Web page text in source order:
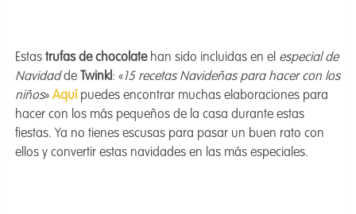
Estas trufas de chocolatehan sido incluidas en el especial de
Navidadde Twinkl: «15 recetas Navideñas para hacer con los
niños» Aquípuedes encontrar muchas elaboraciones para
hacer con los más pequeños de la casa durante estas
fiestas. Ya no tienes escusas para pasar un buen rato con
ellos y convertir estas navidades en las más especiales.